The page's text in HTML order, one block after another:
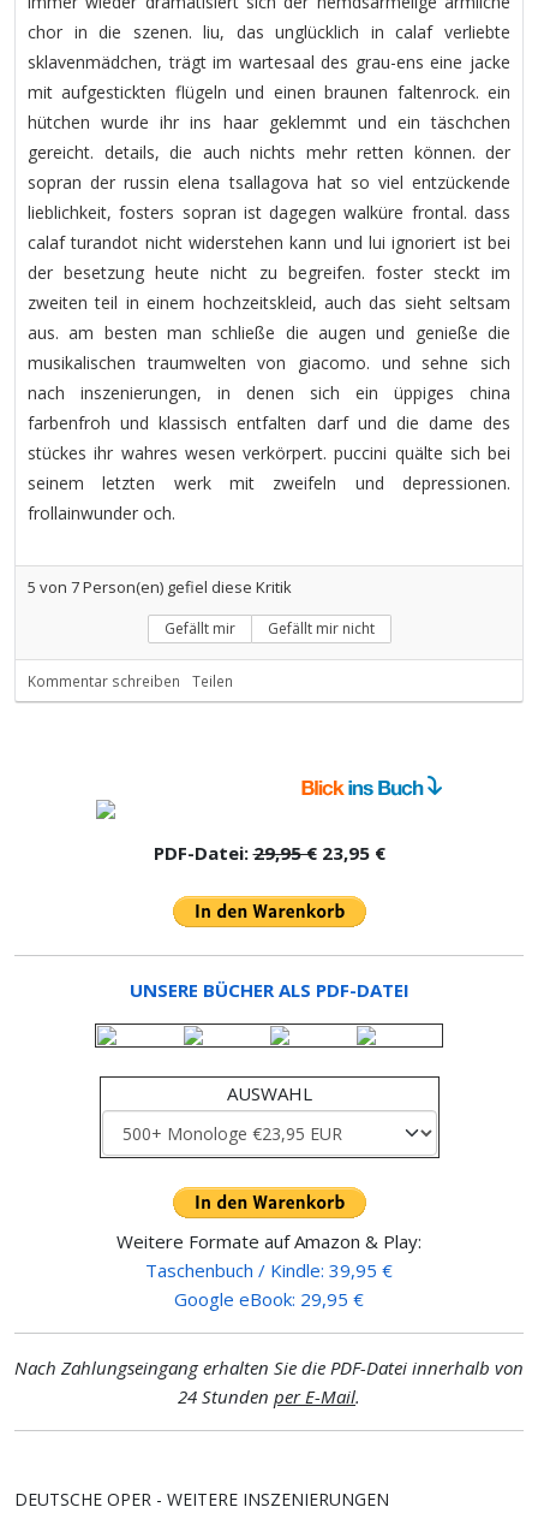
chor in die szenen. liu, das unglücklich in calaf verliebte
sklavenmädchen, trägt im wartesaal des grau-ens eine jacke
mit aufgestickten flügeln und einen braunen faltenrock. ein
hütchen wurde ihr ins haar geklemmt und ein täschchen
gereicht. details, die auch nichts mehr retten können. der
sopran der russin elena tsallagova hat so viel entzückende
lieblichkeit, fosters sopran ist dagegen walküre frontal. dass
calaf turandot nicht widerstehen kann und lui ignoriert ist bei
der besetzung heute nicht zu begreifen. foster steckt im
zweiten teil in einem hochzeitskleid, auch das sieht seltsam
aus. am besten man schließe die augen und genieße die
musikalischen traumwelten von giacomo. und sehne sich
nach inszenierungen, in denen sich ein üppiges china
farbenfroh und klassisch entfalten darf und die dame des
stückes ihr wahres wesen verkörpert. puccini quälte sich bei
seinem letzten werk mit zweifeln und depressionen.
frollainwunder och.
5 von 7Person(en) gefiel diese Kritik
Gefällt mir Gefällt mir nicht
Kommentar schreiben Teilen
PDF-Datei:29,95 €23,95 €
UNSERE BÜCHER ALS PDF-DATEI
AUSWAHL
Weitere Formate auf Amazon & Play:
Taschenbuch / Kindle: 39,95 €
Google eBook: 29,95 €
Nach Zahlungseingang erhalten Sie die PDF-Datei innerhalb von
24 Stunden per E-Mail.
DEUTSCHE OPER - WEITERE INSZENIERUNGEN